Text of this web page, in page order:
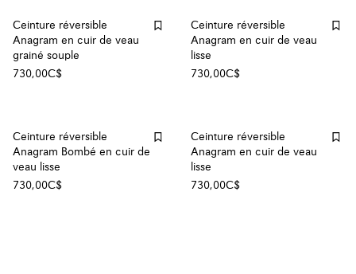
Ceinture réversible
Anagram en cuir de veau
grainé souple
730,00C$
Ceinture réversible
Anagram en cuir de veau
lisse
730,00C$
Ceinture réversible
Anagram Bombé en cuir de
veau lisse
730,00C$
Ceinture réversible
Anagram en cuir de veau
lisse
730,00C$